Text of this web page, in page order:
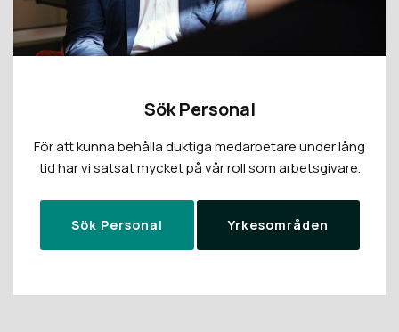
Sök Personal
För att kunna behålla duktiga medarbetare under lång
tid har vi satsat mycket på vår roll som arbetsgivare.
Sök Personal Yrkesområden